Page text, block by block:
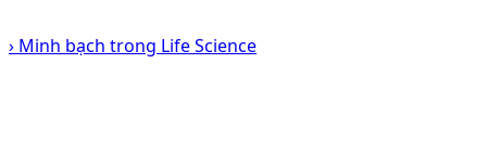
› Minh bạch trong Life Science